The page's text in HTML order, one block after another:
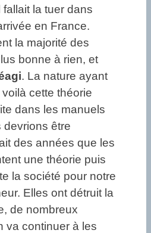
fallait la tuer dans
en France.
la majorité des
bonne à rien, et
. La nature ayant
cette théorie
dans les manuels
devrions être
des années que les
une théorie puis
la société pour notre
Elles ont détruit la
de nombreux
va continuer à les